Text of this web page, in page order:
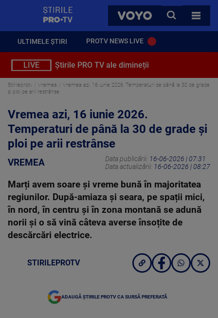
VOYO
CAUTA
TOATE
ULTIMELE ȘTIRI PROTV NEWS LIVE
LIVE Știrile PRO TV ale dimineții
Stirileprotv Vremea
Vremea azi, 16 iunie 2026. Temperaturi de până la 30 de grade
și ploi pe arii restrânse
Vremea azi, 16 iunie 2026.
Temperaturi de până la 30 de grade și
ploi pe arii restrânse
VREMEA Data publicării: 16-06-2026 | 07:31
Data actualizării: 16-06-2026 | 08:27
Marți avem soare și vreme bună în majoritatea
regiunilor. După-amiaza și seara, pe spații mici,
în nord, în centru și în zona montană se adună
norii și o să vină câteva averse însoțite de
descărcări electrice.
STIRILEPROTV
ADAUGĂ ȘTIRILE PROTV CA SURSĂ PREFERATĂ